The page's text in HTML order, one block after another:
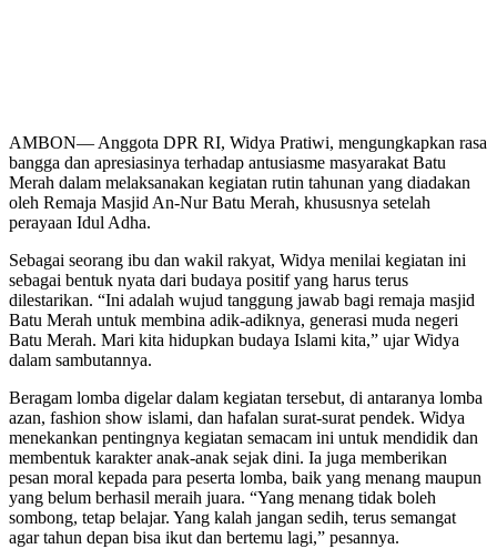
AMBON— Anggota DPR RI, Widya Pratiwi, mengungkapkan rasa
bangga dan apresiasinya terhadap antusiasme masyarakat Batu
Merah dalam melaksanakan kegiatan rutin tahunan yang diadakan
oleh Remaja Masjid An-Nur Batu Merah, khususnya setelah
perayaan Idul Adha.
Sebagai seorang ibu dan wakil rakyat, Widya menilai kegiatan ini
sebagai bentuk nyata dari budaya positif yang harus terus
dilestarikan. “Ini adalah wujud tanggung jawab bagi remaja masjid
Batu Merah untuk membina adik-adiknya, generasi muda negeri
Batu Merah. Mari kita hidupkan budaya Islami kita,” ujar Widya
dalam sambutannya.
Beragam lomba digelar dalam kegiatan tersebut, di antaranya lomba
azan, fashion show islami, dan hafalan surat-surat pendek. Widya
menekankan pentingnya kegiatan semacam ini untuk mendidik dan
membentuk karakter anak-anak sejak dini. Ia juga memberikan
pesan moral kepada para peserta lomba, baik yang menang maupun
yang belum berhasil meraih juara. “Yang menang tidak boleh
sombong, tetap belajar. Yang kalah jangan sedih, terus semangat
agar tahun depan bisa ikut dan bertemu lagi,” pesannya.